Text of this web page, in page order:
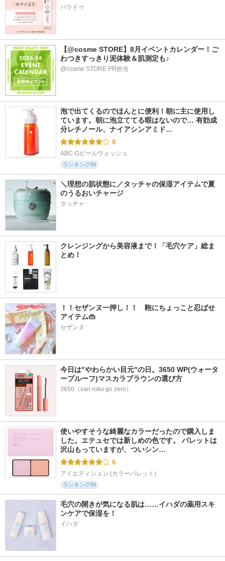
パラドゥ
【@cosme STORE】8月イベントカレンダー！ご
わつきすっきり泥体験＆肌測定も♪
@cosme STORE PR担当
泡で出てくるのでほんとに便利！朝に主に使用し
ています。朝に泡立ててる暇はないので… 有効成
分レチノール、ナイアシンアミド…
6
ABC-Gピールウォッシュ
ランキングIN
＼理想の肌状態に／タッチャの保湿アイテムで夏
のうるおいチャージ
タッチャ
クレンジングから美容液まで！「毛穴ケア」総ま
とめ！
！！セザンヌ一押し！！　鞄にちょっこと忍ばせ
アイテム👜
セザンヌ
今日は"やわらかい目元"の日。3650 WP(ウォータ
ープルーフ)マスカラブラウンの選び方
3650（san roku go zero）
使いやすそうな綺麗なカラーだったので購入しま
した。エテュセでは新しめの色です。 パレットは
沢山もっていますが、ついシン…
6
アイエディション (カラーパレット)
ランキングIN
毛穴の開きが気になる肌は……イハダの薬用スキ
ンケアで保湿を！
イハダ